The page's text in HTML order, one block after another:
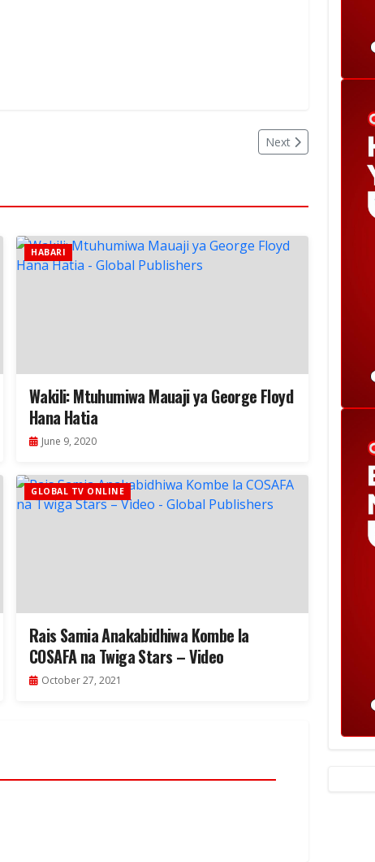
Next
HABARI
Wakili: Mtuhumiwa Mauaji ya George Floyd
Hana Hatia
June 9, 2020
GLOBAL TV ONLINE
Rais Samia Anakabidhiwa Kombe la
COSAFA na Twiga Stars – Video
October 27, 2021